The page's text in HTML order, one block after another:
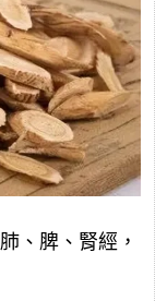
、脾、腎經，